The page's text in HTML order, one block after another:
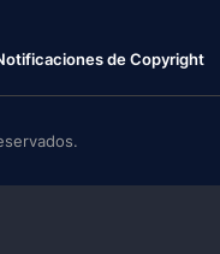
de Copyright